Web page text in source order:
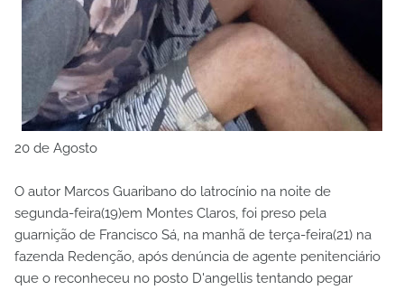
20 de Agosto
O autor Marcos Guaribano do latrocínio na noite de
segunda-feira(19)em Montes Claros, foi preso pela
guarnição de Francisco Sá, na manhã de terça-feira(21) na
fazenda Redenção, após denúncia de agente penitenciário
que o reconheceu no posto D'angellis tentando pegar